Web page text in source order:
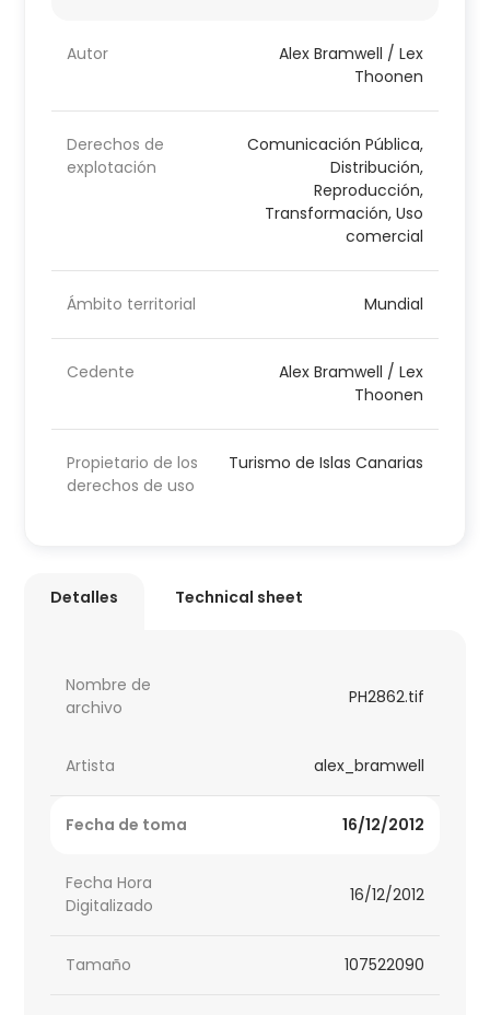
Autor
Alex Bramwell / Lex
Thoonen
Derechos de
explotación
Comunicación Pública,
Distribución,
Reproducción,
Transformación, Uso
comercial
Ámbito territorial Mundial
Cedente
Alex Bramwell / Lex
Thoonen
Propietario de los
derechos de uso
Turismo de Islas Canarias
Detalles Technical sheet
Nombre de
archivo
PH2862.tif
Artista alex_bramwell
Fecha de toma 16/12/2012
Fecha Hora
Digitalizado
16/12/2012
Tamaño 107522090